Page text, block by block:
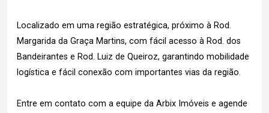
Localizado em uma região estratégica, próximo à Rod.
Margarida da Graça Martins, com fácil acesso à Rod. dos
Bandeirantes e Rod. Luiz de Queiroz, garantindo mobilidade
logística e fácil conexão com importantes vias da região.
Entre em contato com a equipe da Arbix Imóveis e agende